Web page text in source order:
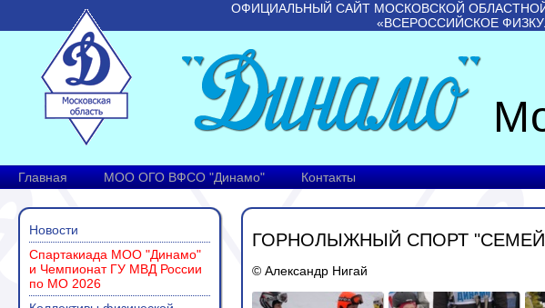
ОФИЦИАЛЬНЫЙ САЙТ МОСКОВСКОЙ
«ВСЕРОССИЙСКОЕ
Главная МОО ОГО ВФСО "Динамо" Контакты
Новости
Спартакиада МОО "Динамо"
и Чемпионат ГУ МВД России
по МО 2026
ГОРНОЛЫЖНЫЙ СПОРТ
© Александр Нигай